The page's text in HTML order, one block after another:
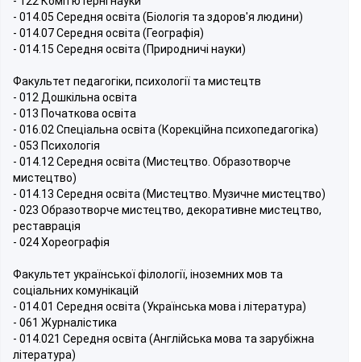
- 014.05 Середня освіта (Біологія та здоров'я людини)
- 014.07 Середня освіта (Географія)
- 014.15 Середня освіта (Природничі науки)
Факультет педагогіки, психології та мистецтв
- 012 Дошкільна освіта
- 013 Початкова освіта
- 016.02 Спеціальна освіта (Корекційна психопедагогіка)
- 053 Психологія
- 014.12 Середня освіта (Мистецтво. Образотворче
мистецтво)
- 014.13 Середня освіта (Мистецтво. Музичне мистецтво)
- 023 Образотворче мистецтво, декоративне мистецтво,
реставрація
- 024 Хореографія
Факультет української філології, іноземних мов та
соціальних комунікацій
- 014.01 Середня освіта (Українська мова і література)
- 061 Журналістика
- 014.021 Середня освіта (Англійська мова та зарубіжна
література)